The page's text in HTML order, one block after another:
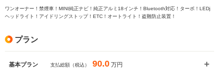
ワンオーナー！禁煙車！MINI純正ナビ！純正アルミ18インチ！Bluetooth対応！ターボ！LEDj
ヘッドライト！アイドリングストップ！ETC！オートライト！盗難防止装置！
プラン
基本プラン 支払総額（税込） 90.0 万円